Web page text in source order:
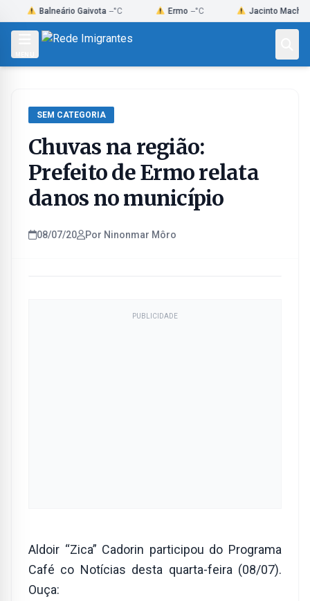
to
Balneário Gaivota --°C Ermo --°C Jacinto Machado --°C
SEM CATEGORIA
Chuvas na região:
Prefeito de Ermo relata
danos no município
08/07/20 Por Ninonmar Môro
PUBLICIDADE
Aldoir “Zica” Cadorin participou do Programa
Café co Notícias desta quarta-feira (08/07).
Ouça: